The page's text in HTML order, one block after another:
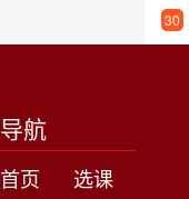
30
导航
首页
选课